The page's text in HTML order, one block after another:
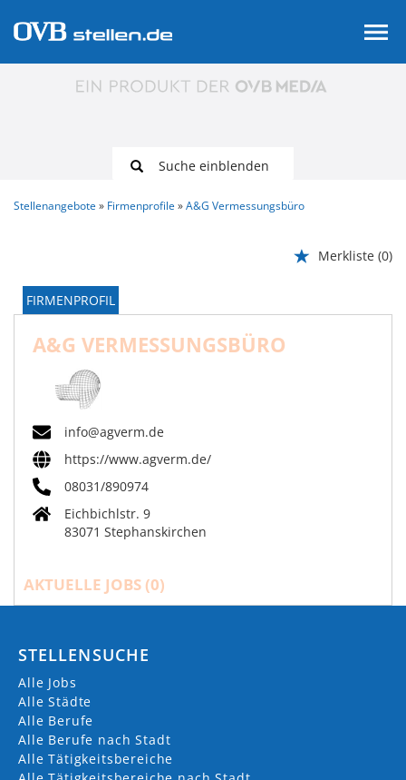
Suche einblenden
Stellenangebote Firmenprofile A&G Vermessungsbüro
Merkliste (0)
FIRMENPROFIL
A&G VERMESSUNGSBÜRO
info@agverm.de
https://www.agverm.de/
08031/890974
Eichbichlstr. 9
83071 Stephanskirchen
AKTUELLE JOBS (0)
STELLENSUCHE
Alle Jobs
Alle Städte
Alle Berufe
Alle Berufe nach Stadt
Alle Tätigkeitsbereiche